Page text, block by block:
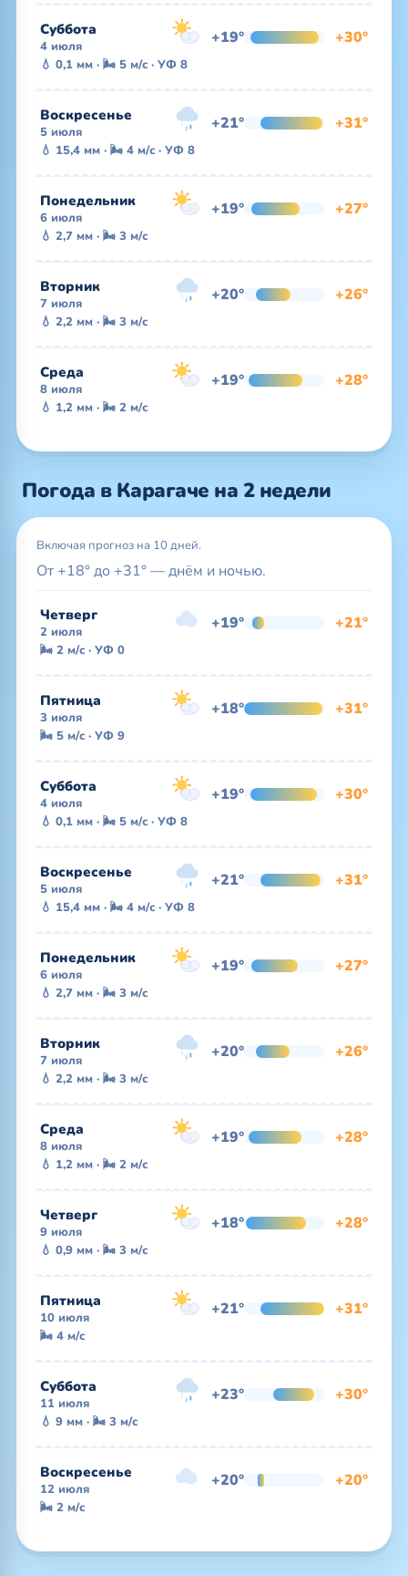
Суббота
4 июля +19° +30°
💧 0,1 мм · 🌬 5 м/с · УФ 8
Воскресенье
5 июля +21° +31°
💧 15,4 мм · 🌬 4 м/с · УФ 8
Понедельник
6 июля +19° +27°
💧 2,7 мм · 🌬 3 м/с
Вторник
7 июля +20° +26°
💧 2,2 мм · 🌬 3 м/с
Среда
8 июля +19° +28°
💧 1,2 мм · 🌬 2 м/с
Погода в Карагаче на 2 недели
Включая прогноз на 10 дней.
От +18° до +31° — днём и ночью.
Четверг
2 июля +19° +21°
🌬 2 м/с · УФ 0
Пятница
3 июля +18° +31°
🌬 5 м/с · УФ 9
Суббота
4 июля +19° +30°
💧 0,1 мм · 🌬 5 м/с · УФ 8
Воскресенье
5 июля +21° +31°
💧 15,4 мм · 🌬 4 м/с · УФ 8
Понедельник
6 июля +19° +27°
💧 2,7 мм · 🌬 3 м/с
Вторник
7 июля +20° +26°
💧 2,2 мм · 🌬 3 м/с
Среда
8 июля +19° +28°
💧 1,2 мм · 🌬 2 м/с
Четверг
9 июля +18° +28°
💧 0,9 мм · 🌬 3 м/с
Пятница
10 июля +21° +31°
🌬 4 м/с
Суббота
11 июля +23° +30°
💧 9 мм · 🌬 3 м/с
Воскресенье
12 июля +20° +20°
🌬 2 м/с